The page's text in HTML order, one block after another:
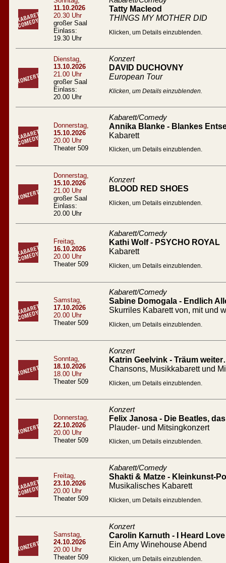
11.10.2026
20.30 Uhr
großer Saal
Einlass:
19.30 Uhr
Tatty Macleod
THINGS MY MOTHER DID
Klicken, um Details einzublenden.
Dienstag,
13.10.2026
21.00 Uhr
großer Saal
Einlass:
20.00 Uhr
Konzert
DAVID DUCHOVNY
European Tour
Klicken, um Details einzublenden.
Donnerstag,
15.10.2026
20.00 Uhr
Theater 509
Kabarett/Comedy
Annika Blanke - Blankes
Kabarett
Klicken, um Details einzublenden.
Donnerstag,
15.10.2026
21.00 Uhr
großer Saal
Einlass:
20.00 Uhr
Konzert
BLOOD RED SHOES
Klicken, um Details einzublenden.
Freitag,
16.10.2026
20.00 Uhr
Theater 509
Kabarett/Comedy
Kathi Wolf - PSYCHO ROYAL
Kabarett
Klicken, um Details einzublenden.
Samstag,
17.10.2026
20.00 Uhr
Theater 509
Kabarett/Comedy
Sabine Domogala - Endlich
Skurriles Kabarett von, mit und
Klicken, um Details einzublenden.
Sonntag,
18.10.2026
18.00 Uhr
Theater 509
Konzert
Katrin Geelvink - Träum
Chansons, Musikkabarett und
Klicken, um Details einzublenden.
Donnerstag,
22.10.2026
20.00 Uhr
Theater 509
Konzert
Felix Janosa - Die Beatles,
Plauder- und Mitsingkonzert
Klicken, um Details einzublenden.
Freitag,
23.10.2026
20.00 Uhr
Theater 509
Kabarett/Comedy
Shakti & Matze - Kleinkunst-
Musikalisches Kabarett
Klicken, um Details einzublenden.
Samstag,
24.10.2026
20.00 Uhr
Theater 509
Konzert
Carolin Karnuth - I Heard
Ein Amy Winehouse Abend
Klicken, um Details einzublenden.